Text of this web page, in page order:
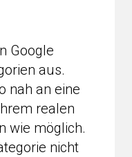
Google
aus.
nah an eine
realen
wie möglich.
nicht